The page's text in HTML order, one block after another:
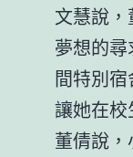
文慧說
夢想的
間特別
讓她在校
董倩說